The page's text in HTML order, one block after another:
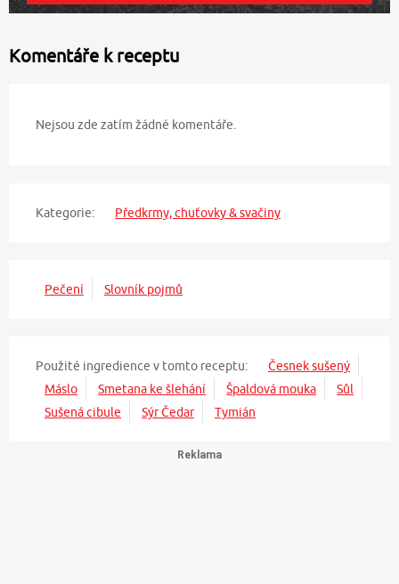
Komentáře k receptu
Nejsou zde zatím žádné komentáře.
Kategorie: Předkrmy, chuťovky & svačiny
Pečení Slovník pojmů
Použité ingredience v tomto receptu:
Česnek sušený
Máslo
Smetana ke šlehání Špaldová mouka
Sůl
Sušená cibule
Sýr Čedar Tymián